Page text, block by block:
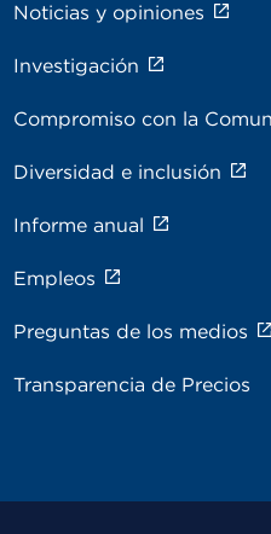
Noticias y opiniones
Investigación
Compromiso con la
Diversidad e inclusión
Informe anual
Empleos
Preguntas de los medios
Transparencia de Precios